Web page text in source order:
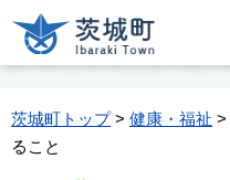
茨城町トップ> 健康・福祉 >
ること